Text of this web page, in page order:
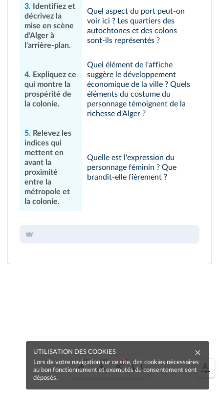
3.
Identifiez et
décrivez la
mise en scène
d'Alger à
l'arrière-plan.
Quel aspect du port peut-on
voir ici ? Les quartiers des
autochtones et des colons
sont-ils représentés ?
4. Expliquez ce
qui montre la
prospérité de
la colonie.
Quel élément de l'affiche
suggère le développement
économique de la ville ? Quels
éléments du costume du
personnage témoignent de la
richesse d'Alger ?
5. Relevez les
indices qui
mettent en
avant la
proximité
entre la
métropole et
la colonie.
Quelle est l'expression du
personnage féminin ? Que
brandit-elle fièrement ?
UTILISATION DES COOKIES
Lors de votre navigation sur ce site, des cookies nécessaires
au bon fonctionnement et exemptés de consentement sont
déposés.